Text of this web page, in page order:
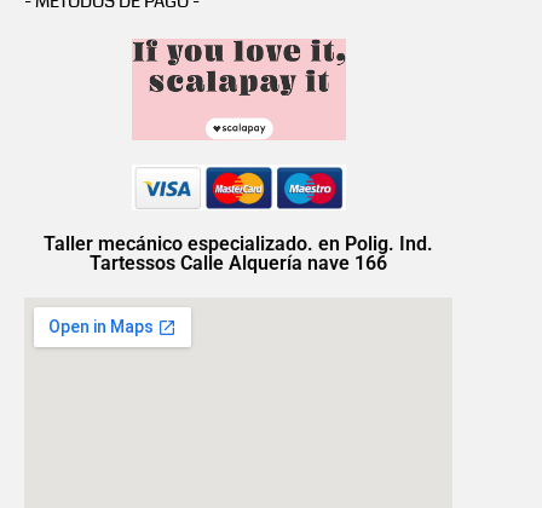
Taller mecánico especializado. en Polig. Ind.
Tartessos Calle Alquería nave 166